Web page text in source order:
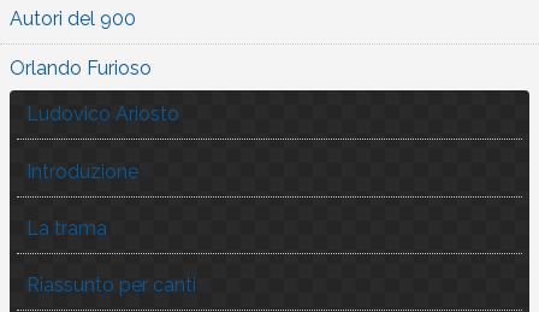
Autori del 900
Orlando Furioso
Ludovico Ariosto
Introduzione
La trama
Riassunto per canti